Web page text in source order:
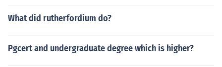
What did rutherfordium do?
Pgcert and undergraduate degree which is higher?